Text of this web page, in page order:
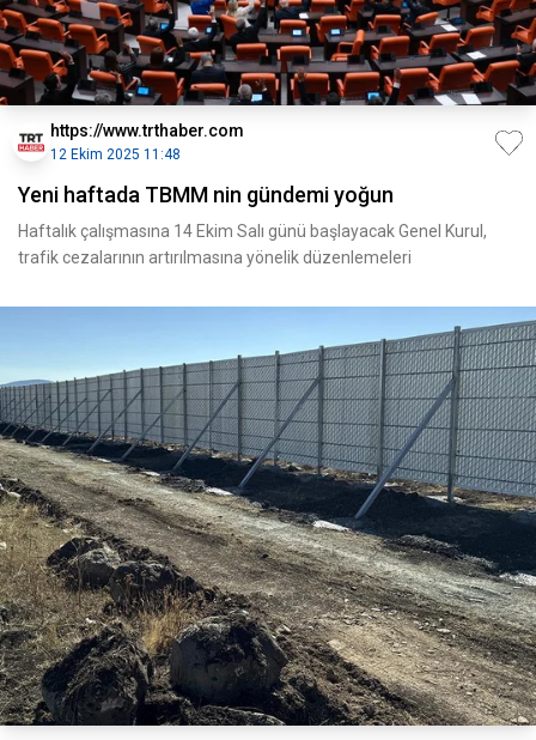
https://www.trthaber.com
12 Ekim 2025 11:48
Yeni haftada TBMM nin gündemi yoğun
Haftalık çalışmasına 14 Ekim Salı günü başlayacak Genel Kurul,
trafik cezalarının artırılmasına yönelik düzenlemeleri